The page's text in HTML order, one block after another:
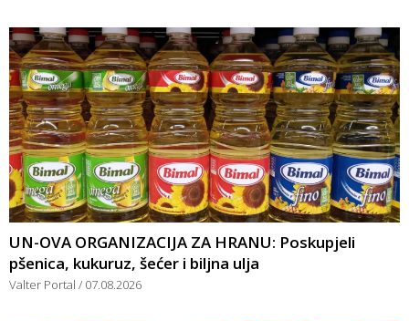
UN-OVA ORGANIZACIJA ZA HRANU: Poskupjeli
pšenica, kukuruz, šećer i biljna ulja
Valter Portal 07.08.2026